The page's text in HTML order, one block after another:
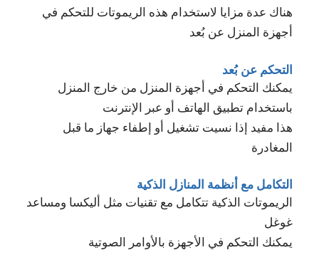
هناك عدة مزايا لاستخدام هذه الريموتات للتحكم في
أجهزة المنزل عن بُعد
التحكم عن بُعد
يمكنك التحكم في أجهزة المنزل من خارج المنزل
باستخدام تطبيق الهاتف أو عبر الإنترنت
هذا مفيد إذا نسيت تشغيل أو إطفاء جهاز ما قبل
المغادرة
التكامل مع أنظمة المنازل الذكية
الريموتات الذكية تتكامل مع تقنيات مثل أليكسا ومساعد
غوغل
يمكنك التحكم في الأجهزة بالأوامر الصوتية